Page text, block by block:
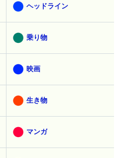
ヘッドライン
乗り物
映画
生き物
マンガ